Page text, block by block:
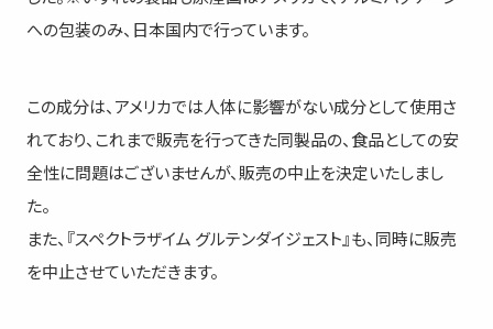
への包装のみ、日本国内で行っています。
​この成分は、アメリカでは人体に影響がない成分として使用さ
れており、これまで販売を行ってきた同製品の、食品としての安
全性に問題はございませんが、販売の中止を決定いたしまし
た。​
また、『スペクトラザイム グルテンダイジェスト』も、同時に販売
を中止させていただきます。​